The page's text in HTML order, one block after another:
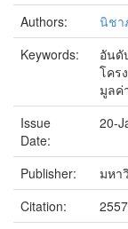
Authors:
นิชา
Keywords:
อันดั
โคร
มูลค่
Issue
Date:
20-
Publisher:
มหา
Citation:
2557